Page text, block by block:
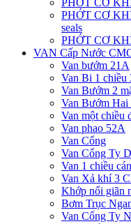
PHỚT CƠ
seals
PHỚT CƠ
VAN Cấp Nước
Van bướm 21A
Van Bi 1 chiều
Van Bướm 2
Van Bướm Hai
Van một chiều
Van phao 52A
Van Cổng
Van Cổng Ty
Van 1 chiều
Van Xả khí 3
Khớp nối giãn
Bơm Trục
Van Cổng Ty